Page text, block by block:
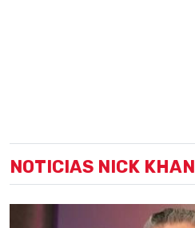
NOTICIAS NICK KHAN